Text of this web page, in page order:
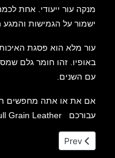
מנקה עור ייעודי. אחת
ישמור על הגמישות
עור מלא הוא פסגת
באופיו. זהו חומר גלם
עם השנים.
אם את או אתה מחפשים
עבורכם Full Grain Leather.
Previous article: מה המשמעות עור Pebbled
Prev